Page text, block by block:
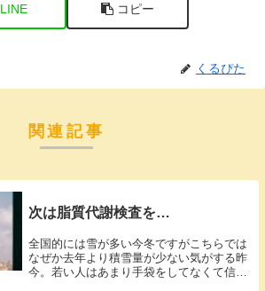
LINE コピー
くるぴた
関連記事
次は脂質代謝検査を…
全国的には雪が多い今冬ですがこちらでは
なぜか去年より積雪量が少ない気がする昨
今。若い人はあまり手袋をしてなくて信号